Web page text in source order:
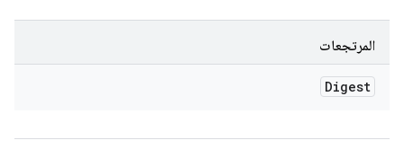
المرتجعات
Digest